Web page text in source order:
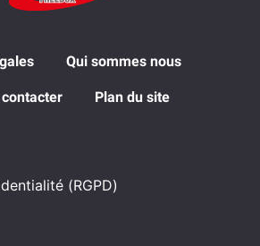
Qui sommes nous
Plan du site
(RGPD)